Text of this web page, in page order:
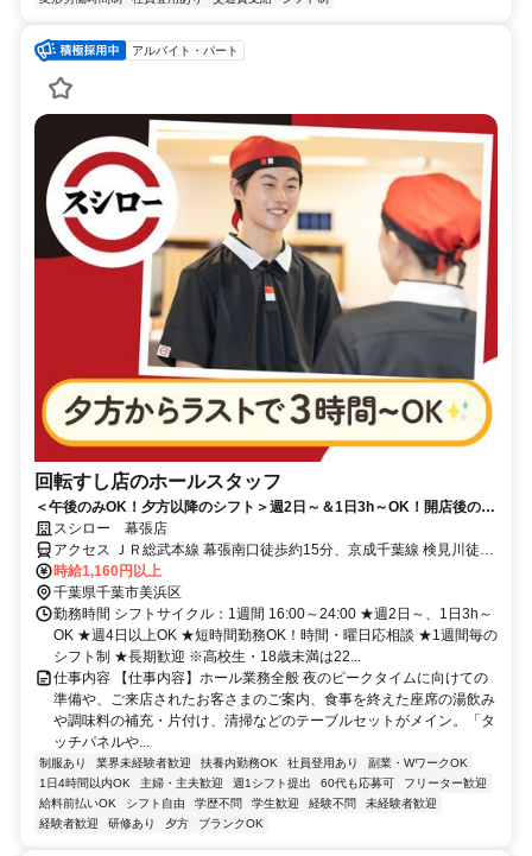
アルバイト・パート
回転すし店のホールスタッフ
＜午後のみOK！夕方以降のシフト＞週2日～＆1日3h～OK！開店後の接
客メインのシンプルなお仕事
スシロー 幕張店
アクセス ＪＲ総武本線 幕張南口徒歩約15分、京成千葉線 検見川徒歩
約15分、京成千葉線 京成幕張徒歩約18分
時給1,160円以上
千葉県千葉市美浜区
勤務時間 シフトサイクル：1週間 16:00～24:00 ★週2日～、1日3h～
OK ★週4日以上OK ★短時間勤務OK！時間・曜日応相談 ★1週間毎の
シフト制 ★長期歓迎 ※高校生・18歳未満は22...
仕事内容 【仕事内容】ホール業務全般 夜のピークタイムに向けての
準備や、ご来店されたお客さまのご案内、食事を終えた座席の湯飲み
や調味料の補充・片付け、清掃などのテーブルセットがメイン。「タ
ッチパネルや...
制服あり 業界未経験者歓迎 扶養内勤務OK 社員登用あり
副業・WワークOK
1日4時間以内OK
主婦・主夫歓迎 週1シフト提出 60代も応募可
フリーター歓迎
給料前払いOK
シフト自由 学歴不問 学生歓迎 経験不問
未経験者歓迎
経験者歓迎
研修あり 夕方 ブランクOK